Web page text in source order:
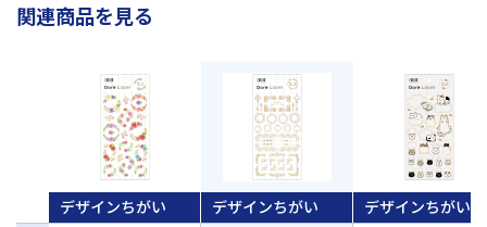
関連商品を見る
デザインちがい デザインちがい デザインちがい